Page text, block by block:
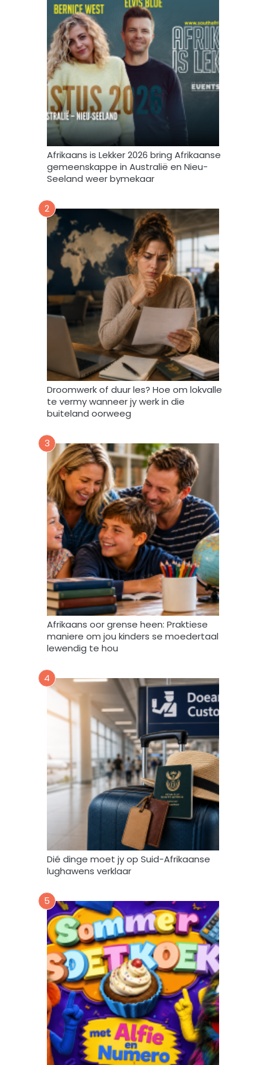
e
f
t
e
v
u
s
t
e
m
e
k
d
a
a
t
e
d
a
r
i
F
o
r
u
m
m
y
d
a
a
m
a
g
v
e
r
w
e
r
,
s
o
n
g
e
k
*
Afrikaans is Lekker 2026 bring Afrikaanse
gemeenskappe in Australië en Nieu-
Seeland weer bymekaar
2
Droomwerk of duur les? Hoe om lokvalle
te vermy wanneer jy werk in die
buiteland oorweeg
3
Afrikaans oor grense heen: Praktiese
maniere om jou kinders se moedertaal
lewendig te hou
4
Dié dinge moet jy op Suid-Afrikaanse
lughawens verklaar
5